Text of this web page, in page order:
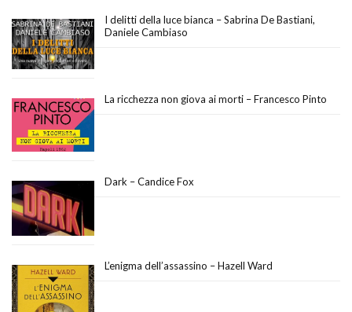
I delitti della luce bianca – Sabrina De Bastiani,
Daniele Cambiaso
La ricchezza non giova ai morti – Francesco Pinto
Dark – Candice Fox
L’enigma dell’assassino – Hazell Ward